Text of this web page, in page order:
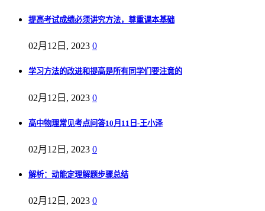
提高考试成绩必须讲究方法，尊重课本基础
02月12日, 2023 0
学习方法的改进和提高是所有同学们要注意的
02月12日, 2023 0
高中物理常见考点问答10月11日-王小泽
02月12日, 2023 0
解析：动能定理解题步骤总结
02月12日, 2023 0